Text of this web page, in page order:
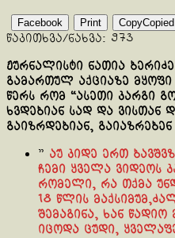
Facebook Print CopyCopied
წაკითხვა/ნახვა: 973
ჟურნალისტი ნათია
გამართულ აქციაზე
წერს რომ “ასეთი კარგი
ხვდებიან სად და ვისთან
გაიზრდებიან,
” აუ კიდე ერთ
ჩემი ყველა ვიდეოს
რომელი, რა თქმა
18 წლის
შემაგინა, ხან
იცოდა ცუდი,